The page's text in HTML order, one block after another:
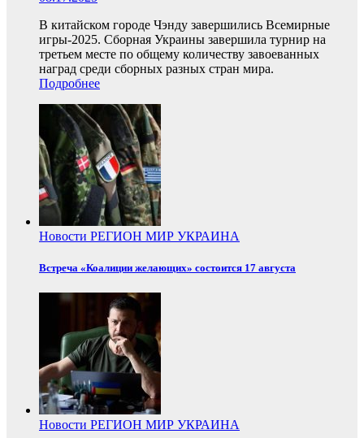
В китайском городе Чэнду завершились Всемирные
игры-2025. Сборная Украины завершила турнир на
третьем месте по общему количеству завоеванных
наград среди сборных разных стран мира.
Подробнее
Новости РЕГИОН МИР УКРАИНА
Встреча «Коалиции желающих» состоится 17 августа
Новости РЕГИОН МИР УКРАИНА